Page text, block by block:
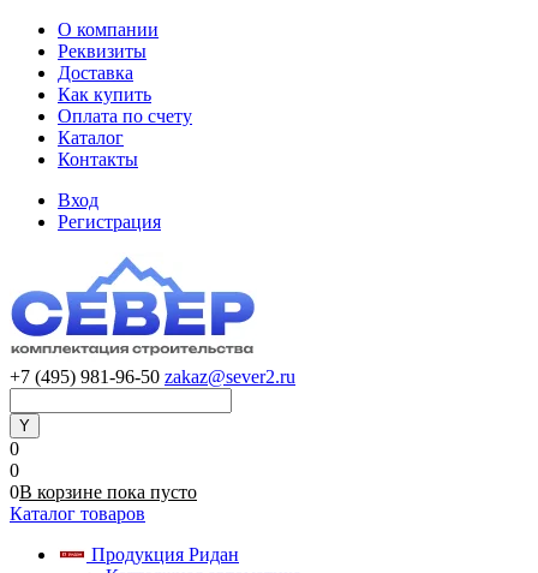
О компании
Реквизиты
Доставка
Как купить
Оплата по счету
Каталог
Контакты
Вход
Регистрация
+7 (495) 981-96-50 zakaz@sever2.ru
0
0
0В корзине пока пусто
Каталог товаров
Продукция Ридан